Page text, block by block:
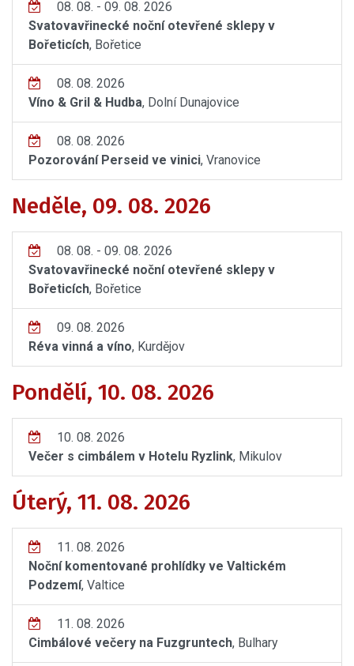
08. 08. - 09. 08. 2026
Svatovavřinecké noční otevřené sklepy v
Bořeticích, Bořetice
08. 08. 2026
Víno & Gril & Hudba, Dolní Dunajovice
08. 08. 2026
Pozorování Perseid ve vinici, Vranovice
Neděle, 09. 08. 2026
08. 08. - 09. 08. 2026
Svatovavřinecké noční otevřené sklepy v
Bořeticích, Bořetice
09. 08. 2026
Réva vinná a víno, Kurdějov
Pondělí, 10. 08. 2026
10. 08. 2026
Večer s cimbálem v Hotelu Ryzlink, Mikulov
Úterý, 11. 08. 2026
11. 08. 2026
Noční komentované prohlídky ve Valtickém
Podzemí, Valtice
11. 08. 2026
Cimbálové večery na Fuzgruntech, Bulhary